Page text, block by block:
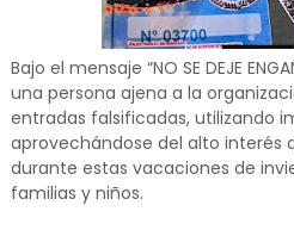
Bajo el mensaje “NO SE DEJE
una persona ajena a la
entradas falsificadas, utilizando
aprovechándose del alto interés
durante estas vacaciones de
familias y niños.